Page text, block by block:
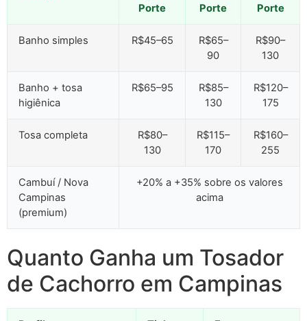
Porte
Porte
Porte
Banho simples R$45–65
R$65–
90
R$90–
130
Banho + tosa
higiênica
R$65–95
R$85–
130
R$120–
175
Tosa completa
R$80–
130
R$115–
170
R$160–
255
Cambuí / Nova
Campinas
(premium)
+20% a +35% sobre os valores
acima
Quanto Ganha um Tosador
de Cachorro em Campinas